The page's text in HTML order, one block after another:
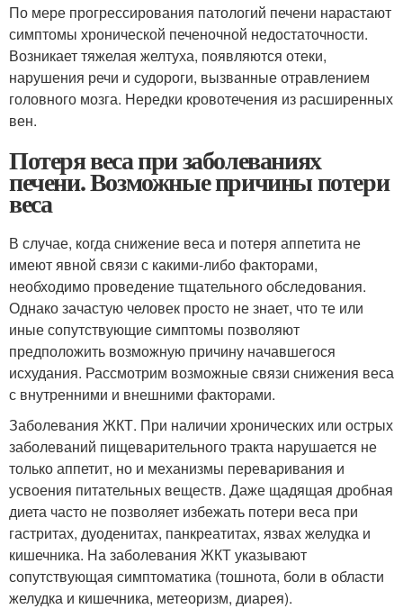
По мере прогрессирования патологий печени нарастают
симптомы хронической печеночной недостаточности.
Возникает тяжелая желтуха, появляются отеки,
нарушения речи и судороги, вызванные отравлением
головного мозга. Нередки кровотечения из расширенных
вен.
Потеря веса при заболеваниях
печени. Возможные причины потери
веса
В случае, когда снижение веса и потеря аппетита не
имеют явной связи с какими-либо факторами,
необходимо проведение тщательного обследования.
Однако зачастую человек просто не знает, что те или
иные сопутствующие симптомы позволяют
предположить возможную причину начавшегося
исхудания. Рассмотрим возможные связи снижения веса
с внутренними и внешними факторами.
Заболевания ЖКТ. При наличии хронических или острых
заболеваний пищеварительного тракта нарушается не
только аппетит, но и механизмы переваривания и
усвоения питательных веществ. Даже щадящая дробная
диета часто не позволяет избежать потери веса при
гастритах, дуоденитах, панкреатитах, язвах желудка и
кишечника. На заболевания ЖКТ указывают
сопутствующая симптоматика (тошнота, боли в области
желудка и кишечника, метеоризм, диарея).